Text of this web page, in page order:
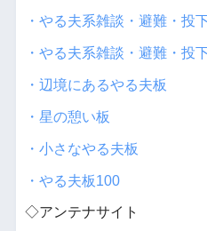
・やる夫系雑談・避難・投
・やる夫系雑談・避難・投
・辺境にあるやる夫板
・星の憩い板
・小さなやる夫板
・やる夫板100
◇アンテナサイト